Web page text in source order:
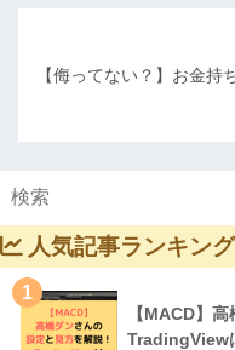
【侮ってない？】お金
人気記事ランキング
1
【MACD】
TradingView